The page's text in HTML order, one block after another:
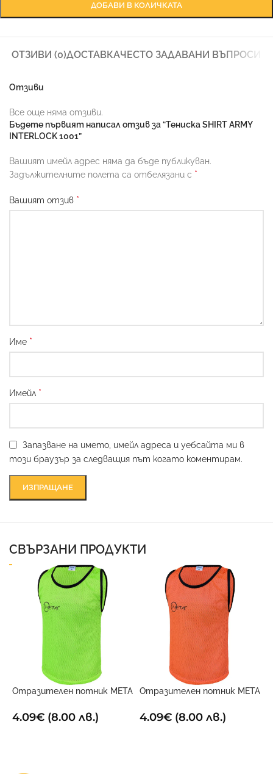
ДОБАВИ В КОЛИЧКАТА
ОТЗИВИ (0)ДОСТАВКАЧЕСТО ЗАДАВАНИ ВЪПРОСИ
Отзиви
Все още няма отзиви.
Бъдете първият написал отзив за “Тениска SHIRT ARMY
INTERLOCK 1001”
Вашият имейл адрес няма да бъде публикуван.
Задължителните полета са отбелязани с *
Вашият отзив *
Име *
Имейл *
Запазване на името, имейл адреса и уебсайта ми в
този браузър за следващия път когато коментирам.
СВЪРЗАНИ ПРОДУКТИ
Отразителен потник META
4.09€ (8.00 лв.)
Отразителен потник META
4.09€(8.00 лв.)